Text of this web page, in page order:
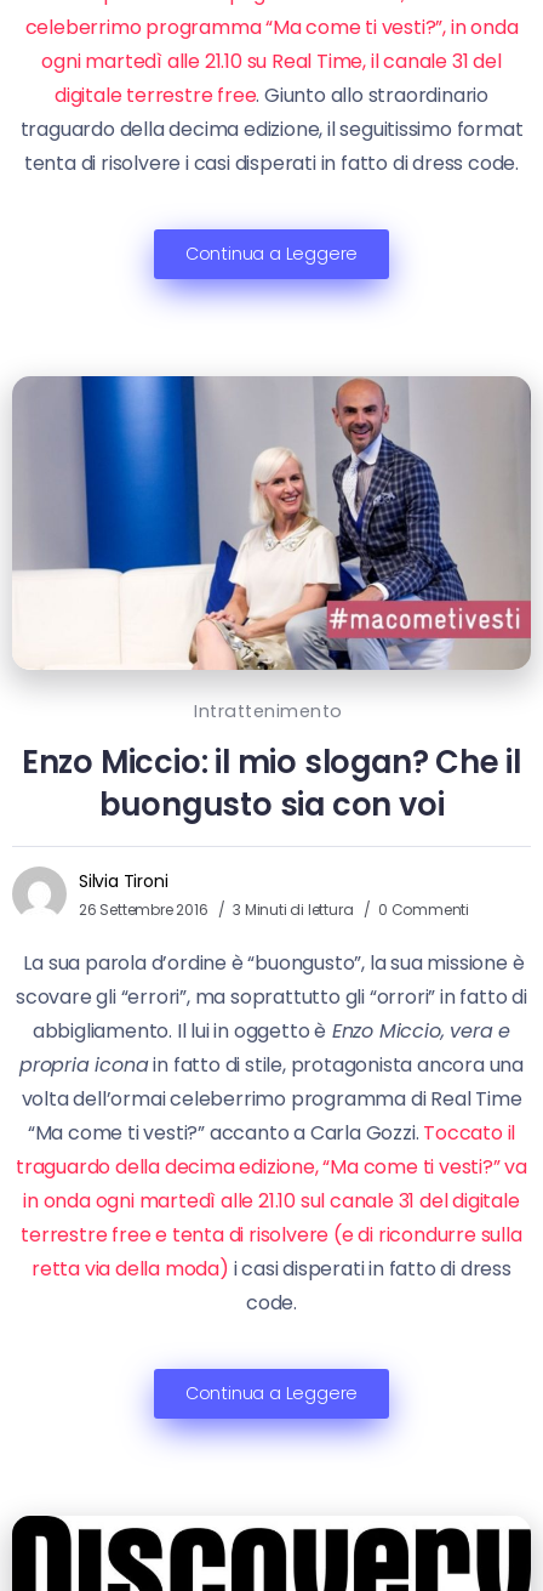
celeberrimo programma “Ma come ti vesti?”, in onda
ogni martedì alle 21.10 su Real Time, il canale 31 del
digitale terrestre free. Giunto allo straordinario
traguardo della decima edizione, il seguitissimo format
tenta di risolvere i casi disperati in fatto di dress code.
Continua a Leggere
Intrattenimento
Enzo Miccio: il mio slogan? Che il
buongusto sia con voi
Silvia Tironi
26 Settembre 2016 3 Minuti di lettura 0 Commenti
La sua parola d’ordine è “buongusto”, la sua missione è
scovare gli “errori”, ma soprattutto gli “orrori” in fatto di
abbigliamento. Il lui in oggetto è Enzo Miccio, vera e
propria iconain fatto di stile, protagonista ancora una
volta dell’ormai celeberrimo programma di Real Time
“Ma come ti vesti?” accanto a Carla Gozzi. Toccato il
traguardo della decima edizione, “Ma come ti vesti?” va
in onda ogni martedì alle 21.10 sul canale 31 del digitale
terrestre free e tenta di risolvere (e di ricondurre sulla
retta via della moda) i casi disperati in fatto di dress
code.
Continua a Leggere